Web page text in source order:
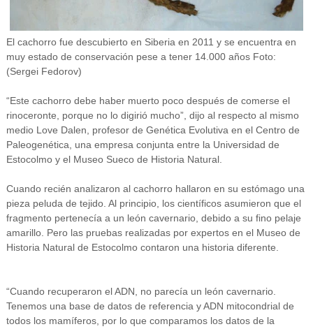
El cachorro fue descubierto en Siberia en 2011 y se encuentra en
muy estado de conservación pese a tener 14.000 años Foto:
(Sergei Fedorov)
“Este cachorro debe haber muerto poco después de comerse el
rinoceronte, porque no lo digirió mucho”, dijo al respecto al mismo
medio Love Dalen, profesor de Genética Evolutiva en el Centro de
Paleogenética, una empresa conjunta entre la Universidad de
Estocolmo y el Museo Sueco de Historia Natural.
Cuando recién analizaron al cachorro hallaron en su estómago una
pieza peluda de tejido. Al principio, los científicos asumieron que el
fragmento pertenecía a un león cavernario, debido a su fino pelaje
amarillo. Pero las pruebas realizadas por expertos en el Museo de
Historia Natural de Estocolmo contaron una historia diferente.
“Cuando recuperaron el ADN, no parecía un león cavernario.
Tenemos una base de datos de referencia y ADN mitocondrial de
todos los mamíferos, por lo que comparamos los datos de la